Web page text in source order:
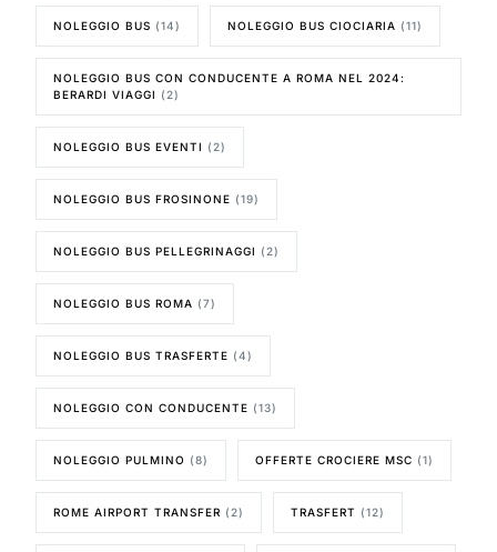
NOLEGGIO BUS (14) NOLEGGIO BUS CIOCIARIA (11)
NOLEGGIO BUS CON CONDUCENTE A ROMA NEL 2024:
BERARDI VIAGGI (2)
NOLEGGIO BUS EVENTI (2)
NOLEGGIO BUS FROSINONE (19)
NOLEGGIO BUS PELLEGRINAGGI (2)
NOLEGGIO BUS ROMA (7)
NOLEGGIO BUS TRASFERTE (4)
NOLEGGIO CON CONDUCENTE (13)
NOLEGGIO PULMINO (8) OFFERTE CROCIERE MSC (1)
ROME AIRPORT TRANSFER (2) TRASFERT (12)